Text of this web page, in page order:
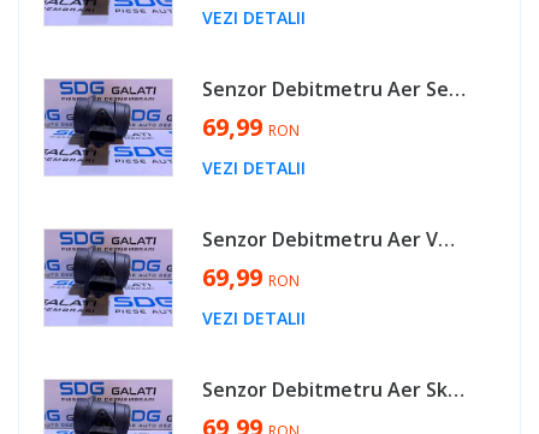
VEZI DETALII
Senzor Debitmetru Aer Seat Alhambra 1.9 TDI BVK 2005 - 2010 Cod 038906461B 0281002531 [B3491]
69,99 RON
VEZI DETALII
Senzor Debitmetru Aer VW Golf 5 2.0 SDI BDK 2004 - 2008 Cod 038906461B 0281002531 [B3491]
69,99 RON
VEZI DETALII
Senzor Debitmetru Aer Skoda Roomster 1.9 TDI BSW AXR BLS 2006 - 2010 Cod 038906461B 0281002531 [B3491]
69,99